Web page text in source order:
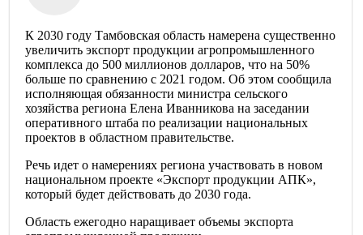
К 2030 году Тамбовская область намерена существенно
увеличить экспорт продукции агропромышленного
комплекса до 500 миллионов долларов, что на 50%
больше по сравнению с 2021 годом. Об этом сообщила
исполняющая обязанности министра сельского
хозяйства региона Елена Иванникова на заседании
оперативного штаба по реализации национальных
проектов в областном правительстве.
Речь идет о намерениях региона участвовать в новом
национальном проекте «Экспорт продукции АПК»,
который будет действовать до 2030 года.
Область ежегодно наращивает объемы экспорта